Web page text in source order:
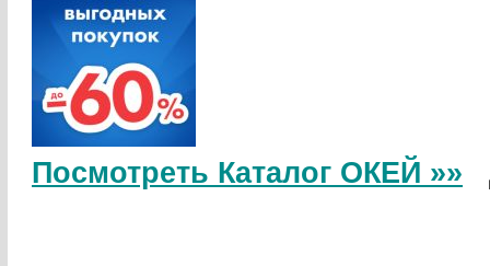
Посмотреть Каталог ОКЕЙ »»